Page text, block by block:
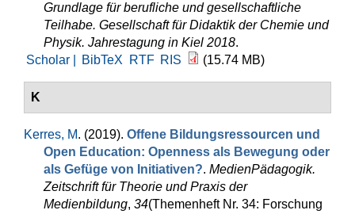
Grundlage für berufliche und gesellschaftliche
Teilhabe. Gesellschaft für Didaktik der Chemie und
Physik. Jahrestagung in Kiel 2018.
Scholar |
BibTeX RTF RIS (15.74 MB)
K
Kerres, M. (2019). Offene Bildungsressourcen und
Open Education: Openness als Bewegung oder
als Gefüge von Initiativen?. MedienPädagogik.
Zeitschrift für Theorie und Praxis der
Medienbildung, 34(Themenheft Nr. 34: Forschung